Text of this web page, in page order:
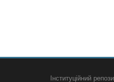
Інституційний